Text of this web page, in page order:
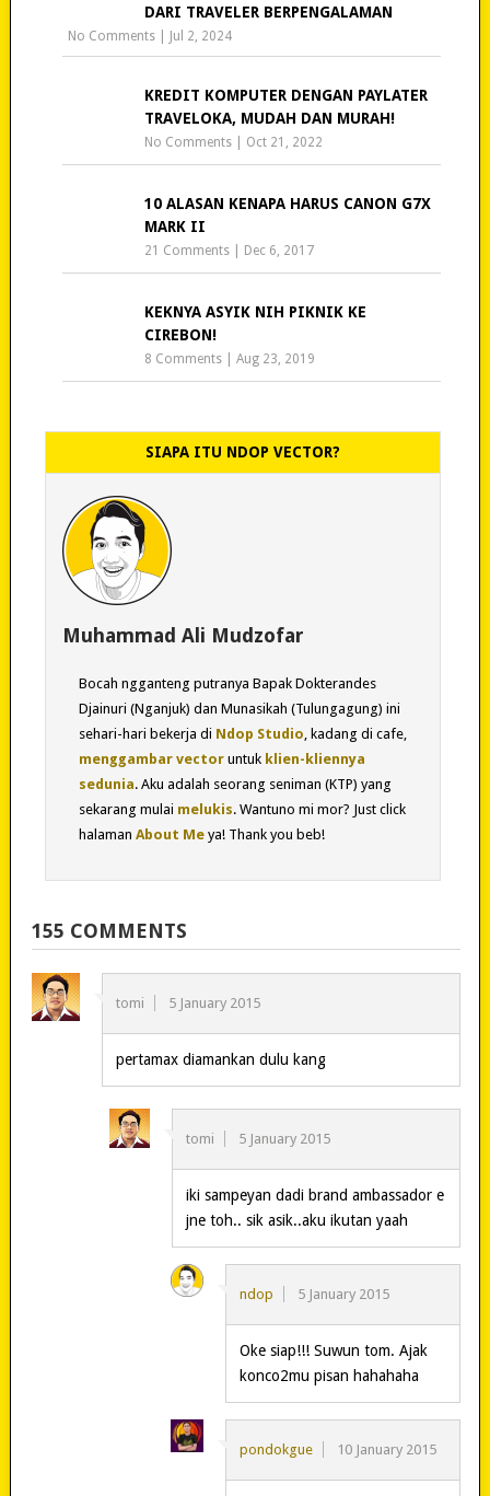
DARI TRAVELER BERPENGALAMAN
No Comments Jul 2, 2024
KREDIT KOMPUTER DENGAN PAYLATER
TRAVELOKA, MUDAH DAN MURAH!
No Comments Oct 21, 2022
10 ALASAN KENAPA HARUS CANON G7X
MARK II
21 Comments Dec 6, 2017
KEKNYA ASYIK NIH PIKNIK KE
CIREBON!
8 Comments |Aug 23, 2019
SIAPA ITU NDOP VECTOR?
Muhammad Ali Mudzofar
Bocah ngganteng putranya Bapak Dokterandes
Djainuri (Nganjuk) dan Munasikah (Tulungagung) ini
sehari-hari bekerja di Ndop Studio , kadang di cafe,
menggambar vectoruntuk klien-kliennya
sedunia. Aku adalah seorang seniman (KTP) yang
sekarang mulai melukis. Wantuno mi mor? Just click
halaman About Meya! Thank you beb!
155 COMMENTS
tomi 5 January 2015
pertamax diamankan dulu kang
tomi 5 January 2015
iki sampeyan dadi brand ambassador e
jne toh.. sik asik..aku ikutan yaah
ndop 5 January 2015
Oke siap!!! Suwun tom. Ajak
konco2mu pisan hahahaha
pondokgue 10 January 2015